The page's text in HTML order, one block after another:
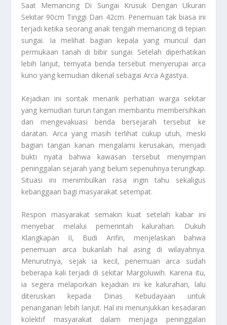
Saat Memancing Di Sungai Krusuk Dengan Ukuran
Sekitar 90cm Tinggi Dan 42cm. Penemuan tak biasa ini
terjadi ketika seorang anak tengah memancing di tepian
sungai. Ia melihat bagian kepala yang muncul dari
permukaan tanah di bibir sungai. Setelah diperhatikan
lebih lanjut, ternyata benda tersebut menyerupai arca
kuno yang kemudian dikenal sebagai Arca Agastya.
Kejadian ini sontak menarik perhatian warga sekitar
yang kemudian turun tangan membantu membersihkan
dan mengevakuasi benda bersejarah tersebut ke
daratan. Arca yang masih terlihat cukup utuh, meski
bagian tangan kanan mengalami kerusakan, menjadi
bukti nyata bahwa kawasan tersebut menyimpan
peninggalan sejarah yang belum sepenuhnya terungkap.
Situasi ini menimbulkan rasa ingin tahu sekaligus
kebanggaan bagi masyarakat setempat.
Respon masyarakat semakin kuat setelah kabar ini
menyebar melalui pemerintah kalurahan. Dukuh
Klangkapan II, Budi Arifin, menjelaskan bahwa
penemuan arca bukanlah hal asing di wilayahnya.
Menurutnya, sejak ia kecil, penemuan arca sudah
beberapa kali terjadi di sekitar Margoluwih. Karena itu,
ia segera melaporkan kejadian ini ke kalurahan, lalu
diteruskan kepada Dinas Kebudayaan untuk
penanganan lebih lanjut. Hal ini menunjukkan kesadaran
kolektif masyarakat dalam menjaga peninggalan